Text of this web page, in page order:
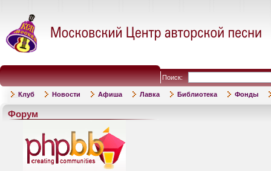
Поиск:
Клуб Новости Афиша Лавка Библиотека Фонды
Форум